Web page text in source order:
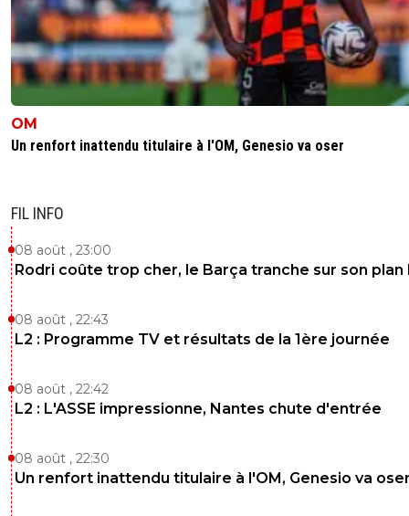
OM
Un renfort inattendu titulaire à l'OM, Genesio va oser
FIL INFO
08 août , 23:00
Rodri coûte trop cher, le Barça tranche sur son plan
08 août , 22:43
L2 : Programme TV et résultats de la 1ère journée
08 août , 22:42
L2 : L'ASSE impressionne, Nantes chute d'entrée
08 août , 22:30
Un renfort inattendu titulaire à l'OM, Genesio va